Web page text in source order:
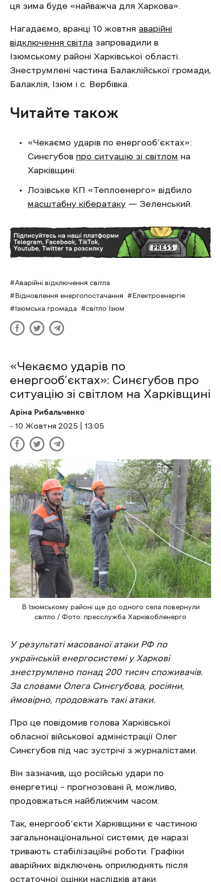
ця зима буде «найважча для Харкова».
Нагадаємо, вранці 10 жовтня аварійні
відключення світла запровадили в
Ізюмському районі Харківської області.
Знеструмлені частина Балаклійської громади,
Балаклія, Ізюм і с. Вербівка.
Читайте також
«Чекаємо ударів по енергооб’єктах»:
Синєгубов про ситуацію зі світлом на
Харківщині.
Лозівське КП «Теплоенерго» відбило
масштабну кібератаку — Зеленський.
Аварійні відключення світла
Відновлення енергопостачання
Електроенергія
Ізюмська громада
світло Ізюм
«Чекаємо ударів по
енергооб’єктах»: Синєгубов про
ситуацію зі світлом на Харківщині
Аріна Рибальченко
- 10 Жовтня 2025 | 13:05
В Ізюмському районі ще до одного села повернули
світло / Фото: пресслужба Харківобленерго
У результаті масованої атаки РФ по
українській енергосистемі у Харкові
знеструмлено понад 200 тисяч споживачів.
За словами Олега Синєгубова, росіяни,
ймовірно, продовжать такі атаки.
Про це повідомив голова Харківської
обласної військової адміністрації Олег
Синєгубов під час зустрічі з журналістами.
Він зазначив, що російські удари по
енергетиці – прогнозовані й, можливо,
продовжаться найближчим часом.
Так, енергооб’єкти Харківщини є частиною
загальнонаціональної системи, де наразі
тривають стабілізаційні роботи. Графіки
аварійних відключень оприлюднять після
остаточної оцінки наслідків атаки.